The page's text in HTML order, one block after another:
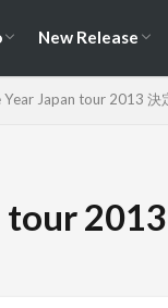
New Release
Japan tour 2013 決
tour